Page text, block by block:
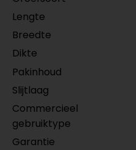
Lengte
Breedte
Dikte
Pakinhoud
Slijtlaag
Commercieel
gebruiktype
Garantie